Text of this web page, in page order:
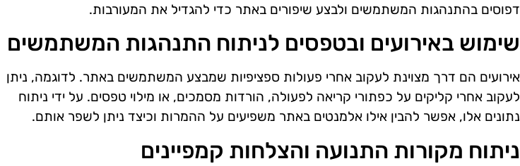
דפוסים בהתנהגות המשתמשים ולבצע שיפורים באתר כדי להגדיל את המעורבות.
שימוש באירועים ובטפסים לניתוח התנהגות המשתמשים
אירועים הם דרך מצוינת לעקוב אחרי פעולות ספציפיות שמבצע המשתמשים באתר. לדוגמה, ניתן
לעקוב אחרי קליקים על כפתורי קריאה לפעולה, הורדות מסמכים, או מילוי טפסים. על ידי ניתוח
נתונים אלו, אפשר להבין אילו אלמנטים באתר משפיעים על ההמרות וכיצד ניתן לשפר אותם.
ניתוח מקורות התנועה והצלחות קמפיינים